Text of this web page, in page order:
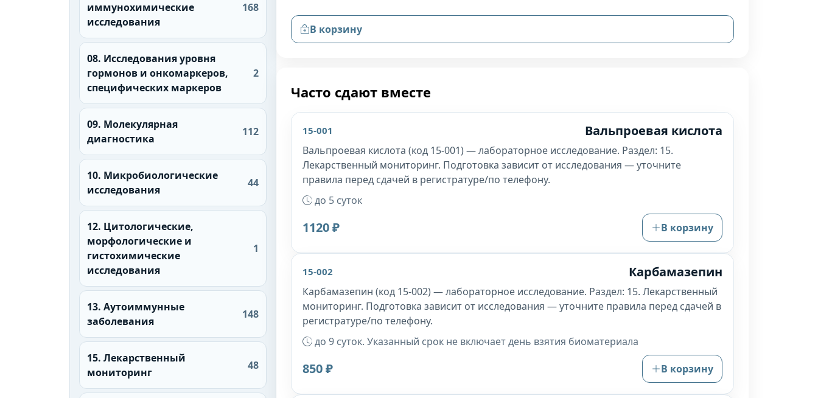
иммунохимические
исследования
168
08. Исследования уровня
гормонов и онкомаркеров,
специфических маркеров
2
09. Молекулярная
диагностика
112
10. Микробиологические
исследования
44
12. Цитологические,
морфологические и
гистохимические
исследования
1
13. Аутоиммунные
заболевания
148
15. Лекарственный
мониторинг
48
В корзину
Часто сдают вместе
15-001 Вальпроевая кислота
Вальпроевая кислота (код 15-001) — лабораторное исследование. Раздел: 15.
Лекарственный мониторинг. Подготовка зависит от исследования — уточните
правила перед сдачей в регистратуре/по телефону.
до 5 суток
1120 ₽ В корзину
15-002 Карбамазепин
Карбамазепин (код 15-002) — лабораторное исследование. Раздел: 15. Лекарственный
мониторинг. Подготовка зависит от исследования — уточните правила перед сдачей в
регистратуре/по телефону.
до 9 суток. Указанный срок не включает день взятия биоматериала
850 ₽ В корзину